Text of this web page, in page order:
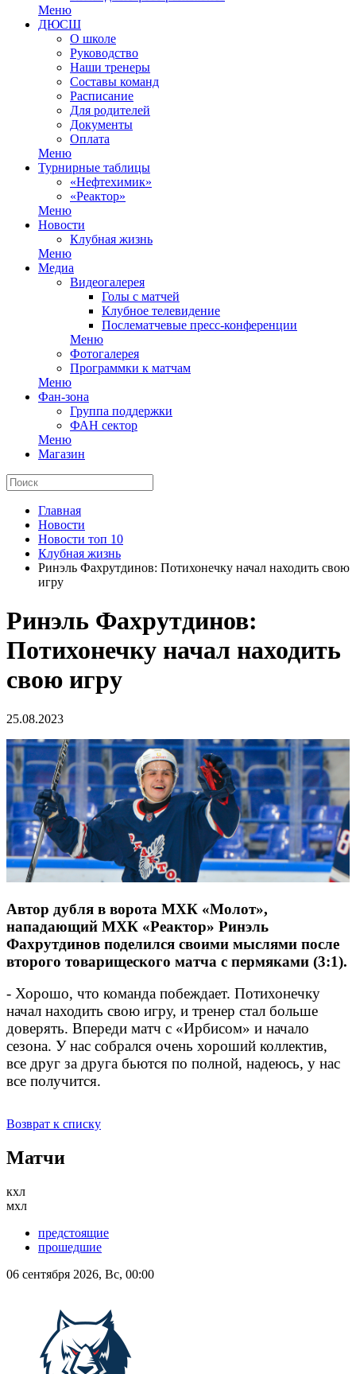
Меню
ДЮСШ
О школе
Руководство
Наши тренеры
Составы команд
Расписание
Для родителей
Документы
Оплата
Меню
Турнирные таблицы
«Нефтехимик»
«Реактор»
Меню
Новости
Клубная жизнь
Меню
Медиа
Видеогалерея
Голы с матчей
Клубное телевидение
Послематчевые пресс-конференции
Меню
Фотогалерея
Программки к матчам
Меню
Фан-зона
Группа поддержки
ФАН сектор
Меню
Магазин
Главная
Новости
Новости топ 10
Клубная жизнь
Ринэль Фахрутдинов: Потихонечку начал находить свою
игру
Ринэль Фахрутдинов:
Потихонечку начал находить
свою игру
25.08.2023
Автор дубля в ворота МХК «Молот»,
нападающий МХК «Реактор» Ринэль
Фахрутдинов поделился своими мыслями после
второго товарищеского матча с пермяками (3:1).
- Хорошо, что команда побеждает. Потихонечку
начал находить свою игру, и тренер стал больше
доверять. Впереди матч с «Ирбисом» и начало
сезона. У нас собрался очень хороший коллектив,
все друг за друга бьются по полной, надеюсь, у нас
все получится.
Возврат к списку
Матчи
кхл
мхл
предстоящие
прошедшие
06 сентября 2026, Вс, 00:00